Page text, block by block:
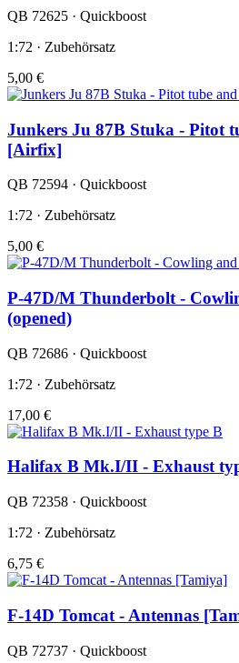
QB 72625 · Quickboost
1:72 · Zubehörsatz
5,00 €
Junkers Ju 87B Stuka - Pitot
[Airfix]
QB 72594 · Quickboost
1:72 · Zubehörsatz
5,00 €
P-47D/M Thunderbolt -
(opened)
QB 72686 · Quickboost
1:72 · Zubehörsatz
17,00 €
Halifax B Mk.I/II - Exhaust
QB 72358 · Quickboost
1:72 · Zubehörsatz
6,75 €
F-14D Tomcat - Antennas
QB 72737 · Quickboost